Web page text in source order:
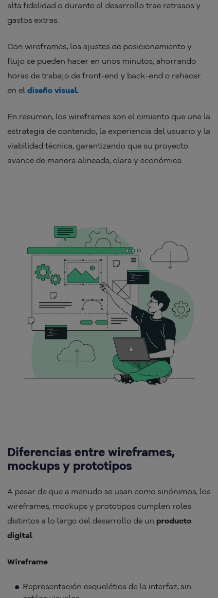
alta fidelidad o durante el desarrollo trae retrasos y
gastos extras.
Con wireframes, los ajustes de posicionamiento y
flujo se pueden hacer en unos minutos, ahorrando
horas de trabajo de front-end y back-end o rehacer
en el diseño visual.
En resumen, los wireframes son el cimiento que une la
estrategia de contenido, la experiencia del usuario y la
viabilidad técnica, garantizando que su proyecto
avance de manera alineada, clara y económica.
Diferencias entre wireframes,
mockups y prototipos
A pesar de que a menudo se usan como sinónimos, los
wireframes, mockups y prototipos cumplen roles
distintos a lo largo del desarrollo de un producto
digital:
Wireframe
Representación esquelética de la interfaz, sin